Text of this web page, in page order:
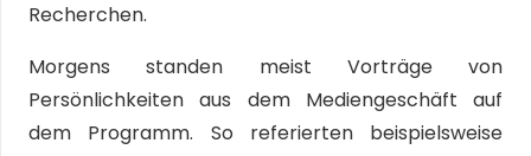
Recherchen.
Morgens standen meist Vorträge von
Persönlichkeiten aus dem Mediengeschäft auf
dem Programm. So referierten beispielsweise